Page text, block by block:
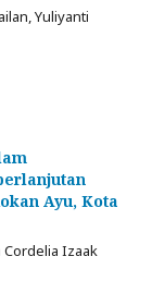
Yuliyanti
Ayu, Kota
Cordelia Izaak